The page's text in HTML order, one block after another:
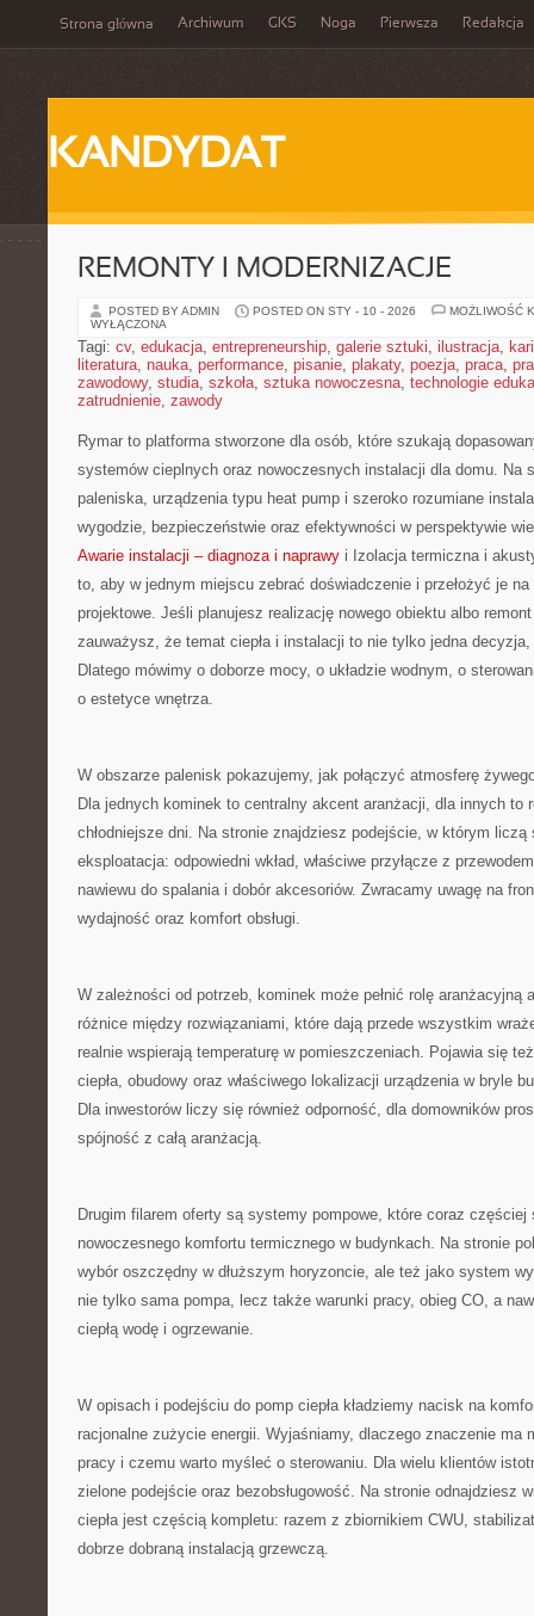
Strona główna Archiwum GKS Noga Pierwsza Redakcja
KANDYDAT
REMONTY I MODERNIZACJE
POSTED BY ADMIN POSTED ON STY - 10 - 2026
MOŻLIWOŚĆ
WYŁĄCZONA
Tagi: cv, edukacja, entrepreneurship, galerie sztuki, ilustracja,
literatura, nauka, performance, pisanie, plakaty, poezja, praca,
zawodowy, studia, szkoła, sztuka nowoczesna, technologie
zatrudnienie, zawody
Rymar to platforma stworzone dla osób, które szukają
systemów cieplnych oraz nowoczesnych instalacji dla domu. Na
paleniska, urządzenia typu heat pump i szeroko rozumiane
wygodzie, bezpieczeństwie oraz efektywności w perspektywie
Awarie instalacji – diagnoza i naprawy i Izolacja termiczna i
to, aby w jednym miejscu zebrać doświadczenie i przełożyć je
projektowe. Jeśli planujesz realizację nowego obiektu albo
zauważysz, że temat ciepła i instalacji to nie tylko jedna
Dlatego mówimy o doborze mocy, o układzie wodnym, o
o estetyce wnętrza.
W obszarze palenisk pokazujemy, jak połączyć atmosferę
Dla jednych kominek to centralny akcent aranżacji, dla innych to
chłodniejsze dni. Na stronie znajdziesz podejście, w którym liczą
eksploatacja: odpowiedni wkład, właściwe przyłącze z
nawiewu do spalania i dobór akcesoriów. Zwracamy uwagę na
wydajność oraz komfort obsługi.
W zależności od potrzeb, kominek może pełnić rolę aranżacyjną
różnice między rozwiązaniami, które dają przede wszystkim
realnie wspierają temperaturę w pomieszczeniach. Pojawia się
ciepła, obudowy oraz właściwego lokalizacji urządzenia w bryle
Dla inwestorów liczy się również odporność, dla domowników
spójność z całą aranżacją.
Drugim filarem oferty są systemy pompowe, które coraz częściej
nowoczesnego komfortu termicznego w budynkach. Na stronie
wybór oszczędny w dłuższym horyzoncie, ale też jako system
nie tylko sama pompa, lecz także warunki pracy, obieg CO, a
ciepłą wodę i ogrzewanie.
W opisach i podejściu do pomp ciepła kładziemy nacisk na
racjonalne zużycie energii. Wyjaśniamy, dlaczego znaczenie ma
pracy i czemu warto myśleć o sterowaniu. Dla wielu klientów
zielone podejście oraz bezobsługowość. Na stronie odnajdziesz
ciepła jest częścią kompletu: razem z zbiornikiem CWU,
dobrze dobraną instalacją grzewczą.